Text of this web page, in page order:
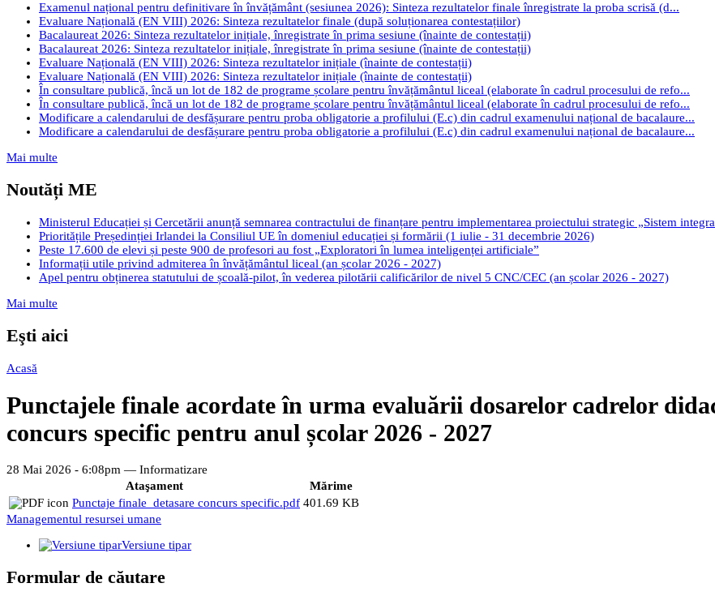
Examenul național pentru definitivare în învățământ (sesiunea 2026): Sinteza rezultatelor finale înregistrate la proba scrisă (d...
Evaluare Națională (EN VIII) 2026: Sinteza rezultatelor finale (după soluționarea contestațiilor)
Bacalaureat 2026: Sinteza rezultatelor inițiale, înregistrate în prima sesiune (înainte de contestații)
Bacalaureat 2026: Sinteza rezultatelor inițiale, înregistrate în prima sesiune (înainte de contestații)
Evaluare Națională (EN VIII) 2026: Sinteza rezultatelor inițiale (înainte de contestații)
Evaluare Națională (EN VIII) 2026: Sinteza rezultatelor inițiale (înainte de contestații)
În consultare publică, încă un lot de 182 de programe școlare pentru învățământul liceal (elaborate în cadrul procesului de refo...
În consultare publică, încă un lot de 182 de programe școlare pentru învățământul liceal (elaborate în cadrul procesului de refo...
Modificare a calendarului de desfășurare pentru proba obligatorie a profilului (E.c) din cadrul examenului național de bacalaure...
Modificare a calendarului de desfășurare pentru proba obligatorie a profilului (E.c) din cadrul examenului național de bacalaure...
Mai multe
Noutăți ME
Ministerul Educației și Cercetării anunță semnarea contractului de finanțare pentru implementarea proiectului strategic „Sistem
Prioritățile Președinției Irlandei la Consiliul UE în domeniul educației și formării (1 iulie - 31 decembrie 2026)
Peste 17.600 de elevi și peste 900 de profesori au fost „Exploratori în lumea inteligenței artificiale”
Informații utile privind admiterea în învățământul liceal (an școlar 2026 - 2027)
Apel pentru obținerea statutului de școală-pilot, în vederea pilotării calificărilor de nivel 5 CNC/CEC (an școlar 2026 - 2027)
Mai multe
Eşti aici
Acasă
Punctajele finale acordate în urma evaluării dosarelor cadrelor
concurs specific pentru anul școlar 2026 - 2027
28 Mai 2026 - 6:08pm — Informatizare
Ataşament
Mărime
Punctaje finale_detasare concurs specific.pdf 401.69 KB
Managementul resursei umane
Versiune tipar
Formular de căutare